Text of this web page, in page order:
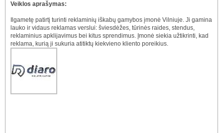
Veiklos aprašymas:
Ilgametę patirtį turinti reklaminių iškabų gamybos įmonė Vilniuje. Ji gamina
lauko ir vidaus reklamas verslui: šviesdėžes, tūrinės raides, stendus,
reklaminius apklijavimus bei kitus sprendimus. Įmonė siekia užtikrinti, kad
reklama, kurią ji sukuria atitiktų kiekvieno kliento poreikius.